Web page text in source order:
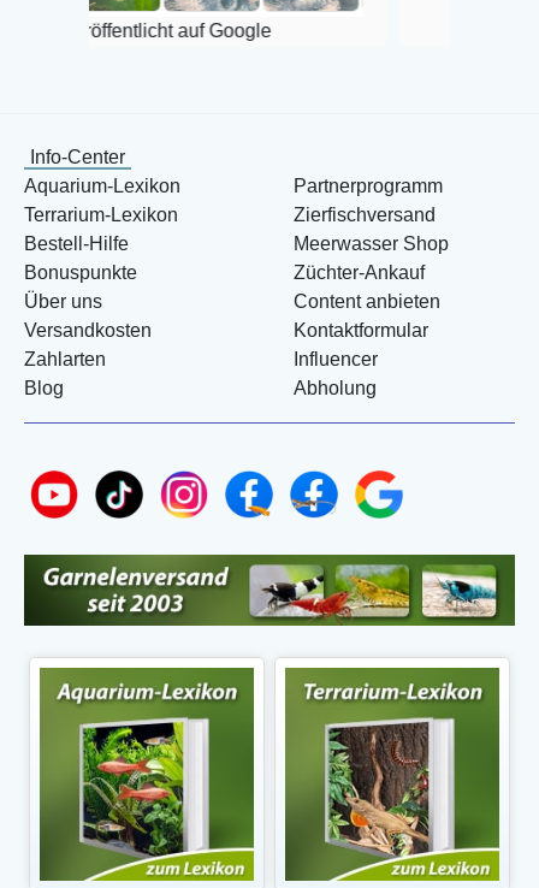
auf Google
Info-Center
Aquarium-Lexikon
Terrarium-Lexikon
Bestell-Hilfe
Bonuspunkte
Über uns
Versandkosten
Zahlarten
Blog
Partnerprogramm
Zierfischversand
Meerwasser Shop
Züchter-Ankauf
Content anbieten
Kontaktformular
Influencer
Abholung